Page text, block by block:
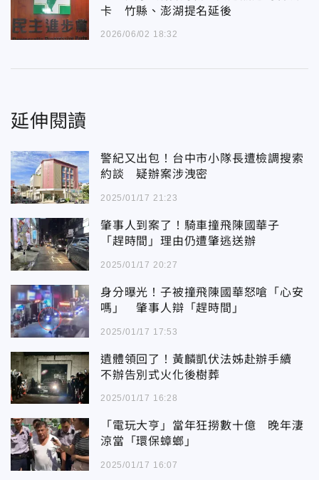
卡 竹縣、澎湖提名延後
2026/06/02 18:32
延伸閱讀
警紀又出包！台中市小隊長遭檢調搜索
約談 疑辦案涉洩密
2025/01/17 21:23
肇事人到案了！騎車撞飛陳國華子
「趕時間」理由仍遭肇逃送辦
2025/01/17 20:27
身分曝光！子被撞飛陳國華怒嗆「心安
嗎」 肇事人辯「趕時間」
2025/01/17 17:53
遺體領回了！黃麟凱伏法姊赴辦手續
不辦告別式火化後樹葬
2025/01/17 16:28
「電玩大亨」當年狂撈數十億 晚年淒
涼當「環保蟑螂」
2025/01/17 16:07